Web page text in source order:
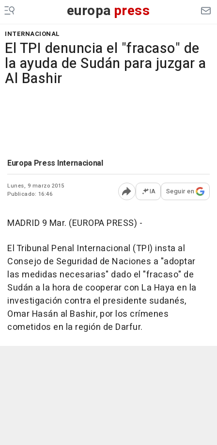
europa press
INTERNACIONAL
El TPI denuncia el "fracaso" de
la ayuda de Sudán para juzgar a
Al Bashir
Europa Press Internacional
Lunes, 9 marzo 2015
Publicado: 16:46
Abrir opciones para
IA Seguir en
MADRID 9 Mar. (EUROPA PRESS) -
El Tribunal Penal Internacional (TPI) insta al
Consejo de Seguridad de Naciones a "adoptar
las medidas necesarias" dado el "fracaso" de
Sudán a la hora de cooperar con La Haya en la
investigación contra el presidente sudanés,
Omar Hasán al Bashir, por los crímenes
cometidos en la región de Darfur.